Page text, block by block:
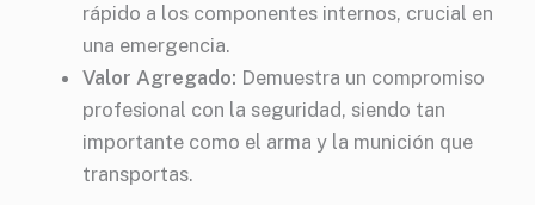
rápido a los componentes internos, crucial en
una emergencia.
Valor Agregado: Demuestra un compromiso
profesional con la seguridad, siendo tan
importante como el arma y la munición que
transportas.